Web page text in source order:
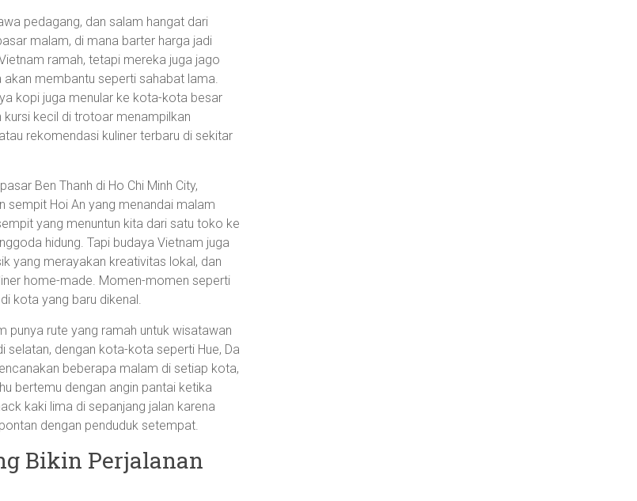
pedagang, dan salam hangat dari
malam, di mana barter harga jadi
ramah, tetapi mereka juga jago
membantu seperti sahabat lama.
kopi juga menular ke kota-kota besar
kursi kecil di trotoar menampilkan
rekomendasi kuliner terbaru di sekitar
Ben Thanh di Ho Chi Minh City,
sempit Hoi An yang menandai malam
yang menuntun kita dari satu toko ke
hidung. Tapi budaya Vietnam juga
yang merayakan kreativitas lokal, dan
home-made. Momen-momen seperti
kota yang baru dikenal.
punya rute yang ramah untuk wisatawan
selatan, dengan kota-kota seperti Hue, Da
beberapa malam di setiap kota,
bertemu dengan angin pantai ketika
kaki lima di sepanjang jalan karena
dengan penduduk setempat.
Bikin Perjalanan